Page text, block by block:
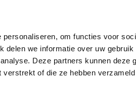
om functies voor
delen we informatie over uw
Deze partners kunnen deze
of die ze hebben
Specificatie